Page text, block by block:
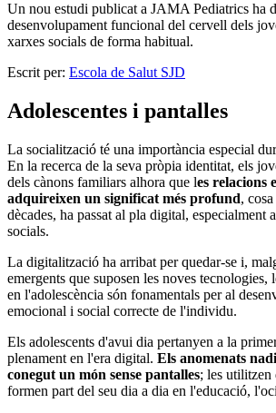
Un nou estudi publicat a JAMA Pediatrics ha
desenvolupament funcional del cervell dels
xarxes socials de forma habitual.
Escrit per: Escola de Salut SJD
Adolescentes i pantalles
La socialització té una importància especial
En la recerca de la seva pròpia identitat, els
dels cànons familiars alhora que les relacions
adquireixen un significat més profund,
dècades, ha passat al pla digital, especialment
socials.
La digitalització ha arribat per quedar-se i,
emergents que suposen les noves tecnologies,
en l'adolescència són fonamentals per al
emocional i social correcte de l'individu.
Els adolescents d'avui dia pertanyen a la
plenament en l'era digital. Els anomenats
conegut un món sense pantalles; les utilitzen
formen part del seu dia a dia en l'educació,